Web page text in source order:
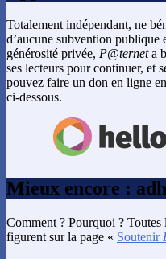
Totalement indépendant, ne
d’aucune subvention publique
générosité privée, P@terneta
ses lecteurs pour continuer, et
pouvez faire un don en ligne
ci-dessous.
Mieux encore :
Comment ? Pourquoi ?
figurent sur la page « Soutenir